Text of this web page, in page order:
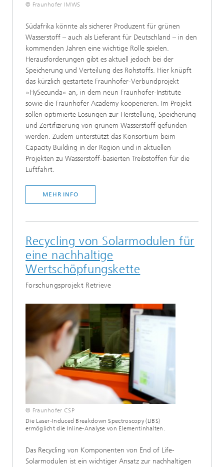
© Fraunhofer IMWS
Südafrika könnte als sicherer Produzent für grünen
Wasserstoff – auch als Lieferant für Deutschland – in den
kommenden Jahren eine wichtige Rolle spielen.
Herausforderungen gibt es aktuell jedoch bei der
Speicherung und Verteilung des Rohstoffs. Hier knüpft
das kürzlich gestartete Fraunhofer-Verbundprojekt
»HySecunda« an, in dem neun Fraunhofer-Institute
sowie die Fraunhofer Academy kooperieren. Im Projekt
sollen optimierte Lösungen zur Herstellung, Speicherung
und Zertifizierung von grünem Wasserstoff gefunden
werden. Zudem unterstützt das Konsortium beim
Capacity Building in der Region und in aktuellen
Projekten zu Wasserstoff-basierten Treibstoffen für die
Luftfahrt.
MEHR INFO
Recycling von Solarmodulen für
eine nachhaltige
Wertschöpfungskette
Forschungsprojekt Retrieve
© Fraunhofer CSP
Die Laser-Induced Breakdown Spectroscopy (LIBS)
ermöglicht die Inline-Analyse von Elementinhalten.
Das Recycling von Komponenten von End of Life-
Solarmodulen ist ein wichtiger Ansatz zur nachhaltigen